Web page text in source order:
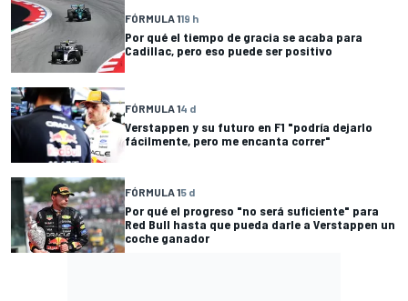
FÓRMULA 119 h
Por qué el tiempo de gracia se acaba para
Cadillac, pero eso puede ser positivo
FÓRMULA 14 d
Verstappen y su futuro en F1 "podría dejarlo
fácilmente, pero me encanta correr"
FÓRMULA 15 d
Por qué el progreso "no será suficiente" para
Red Bull hasta que pueda darle a Verstappen un
coche ganador